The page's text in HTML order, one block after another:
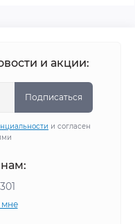
и акции:
Подписаться
и согласен
мне